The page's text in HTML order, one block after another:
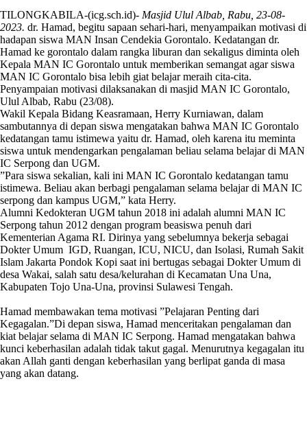
TILONGKABILA-(icg.sch.id)- Masjid Ulul Albab, Rabu, 23-08-
2023. dr. Hamad, begitu sapaan sehari-hari, menyampaikan motivasi di
hadapan siswa MAN Insan Cendekia Gorontalo. Kedatangan dr.
Hamad ke gorontalo dalam rangka liburan dan sekaligus diminta oleh
Kepala MAN IC Gorontalo untuk memberikan semangat agar siswa
MAN IC Gorontalo bisa lebih giat belajar meraih cita-cita.
Penyampaian motivasi dilaksanakan di masjid MAN IC Gorontalo,
Ulul Albab, Rabu (23/08).
Wakil Kepala Bidang Keasramaan, Herry Kurniawan, dalam
sambutannya di depan siswa mengatakan bahwa MAN IC Gorontalo
kedatangan tamu istimewa yaitu dr. Hamad, oleh karena itu meminta
siswa untuk mendengarkan pengalaman beliau selama belajar di MAN
IC Serpong dan UGM.
”Para siswa sekalian, kali ini MAN IC Gorontalo kedatangan tamu
istimewa. Beliau akan berbagi pengalaman selama belajar di MAN IC
serpong dan kampus UGM,” kata Herry.
Alumni Kedokteran UGM tahun 2018 ini adalah alumni MAN IC
Serpong tahun 2012 dengan program beasiswa penuh dari
Kementerian Agama RI. Dirinya yang sebelumnya bekerja sebagai
Dokter Umum IGD, Ruangan, ICU, NICU, dan Isolasi, Rumah Sakit
Islam Jakarta Pondok Kopi saat ini bertugas sebagai Dokter Umum di
desa Wakai, salah satu desa/kelurahan di Kecamatan Una Una,
Kabupaten Tojo Una-Una, provinsi Sulawesi Tengah.
Hamad membawakan tema motivasi ”Pelajaran Penting dari
Kegagalan.”Di depan siswa, Hamad menceritakan pengalaman dan
kiat belajar selama di MAN IC Serpong. Hamad mengatakan bahwa
kunci keberhasilan adalah tidak takut gagal. Menurutnya kegagalan itu
akan Allah ganti dengan keberhasilan yang berlipat ganda di masa
yang akan datang.